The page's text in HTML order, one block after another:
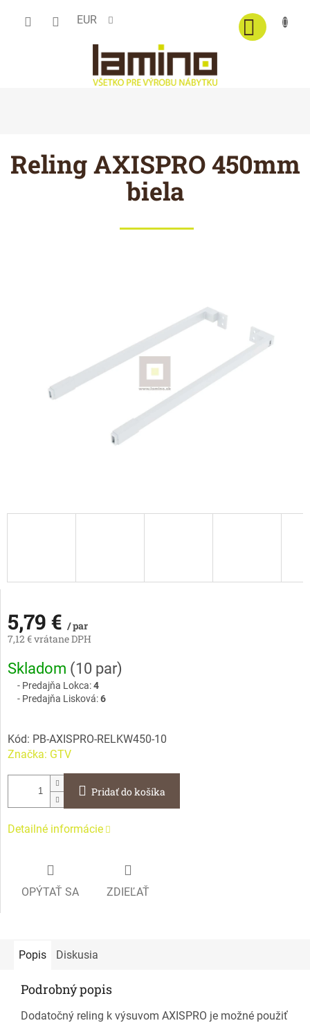
EUR
Reling AXISPRO 450mm
biela
5,79 € / par
7,12 € vrátane DPH
Jednotková
cena:
Skladom (10 par)
Predajňa Lokca:4
Predajňa Lisková:6
Kód: PB-AXISPRO-RELKW450-10
Značka: GTV
Pridať do košíka
Detailné informácie
OPÝTAŤ SA ZDIEĽAŤ
Popis Diskusia
Podrobný popis
Dodatočný reling k výsuvom AXISPRO je možné použiť